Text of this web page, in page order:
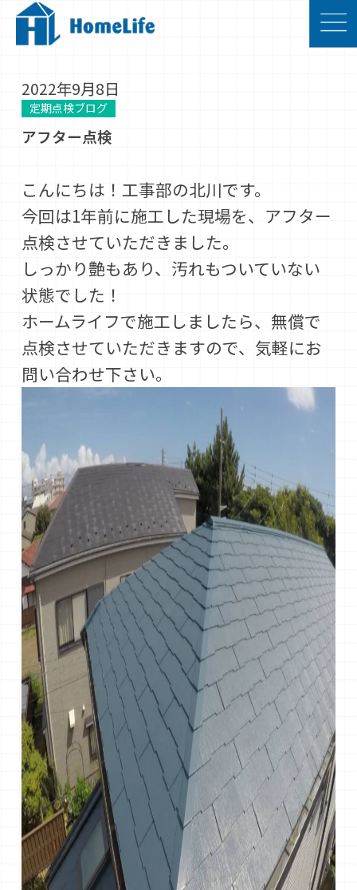
2022年9月8日
定期点検ブログ
アフター点検
こんにちは！工事部の北川です。
今回は1年前に施工した現場を、アフター
点検させていただきました。
しっかり艶もあり、汚れもついていない
状態でした！
ホームライフで施工しましたら、無償で
点検させていただきますので、気軽にお
問い合わせ下さい。